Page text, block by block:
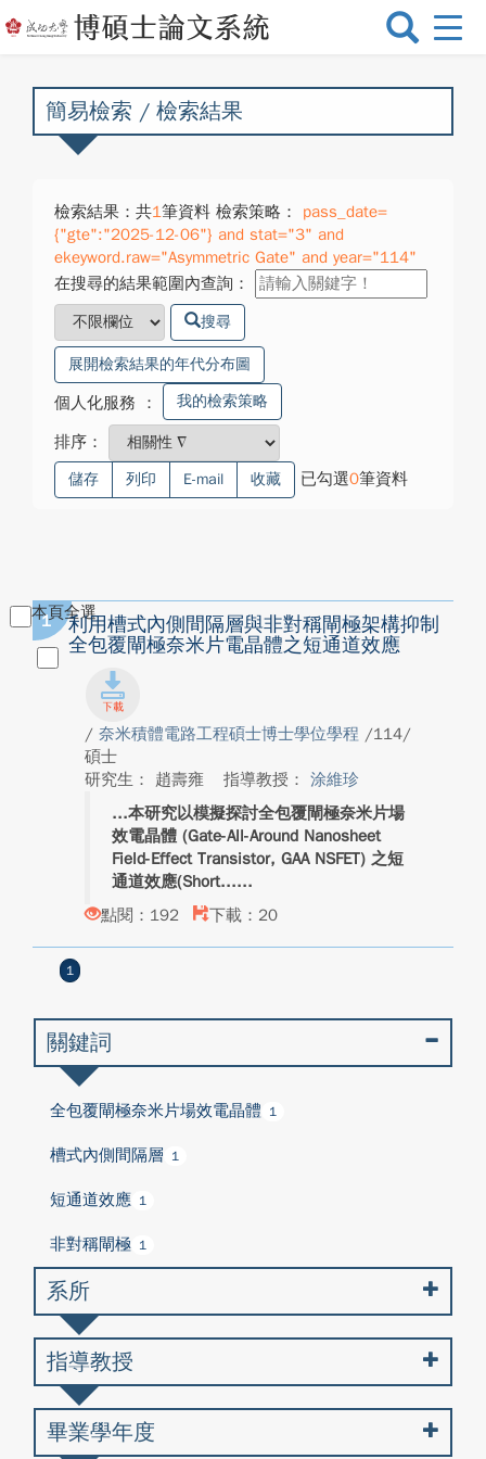
選
換
簡易檢索 / 檢索結果
檢索結果：共1筆資料 檢索策略：
pass_date=
{"gte":"2025-12-06"} and stat="3" and
ekeyword.raw="Asymmetric Gate" and year="114"
在搜尋的結果範圍內查詢：
搜尋
展開檢索結果的年代分布圖
個人化服務 ： 我的檢索策略
排序：
儲存 列印 E-mail 收藏 已勾選0筆資料
本頁全選
1
利用槽式內側間隔層與非對稱閘極架構抑制
全包覆閘極奈米片電晶體之短通道效應
/ 奈米積體電路工程碩士博士學位學程 /114/
碩士
研究生： 趙壽雍
指導教授： 涂維珍
本研究以模擬探討全包覆閘極奈米片場
效電晶體 (Gate-All-Around Nanosheet
Field-Effect Transistor, GAA NSFET) 之短
通道效應(Short...
點閱：192
下載：20
1
關鍵詞
全包覆閘極奈米片場效電晶體 1
槽式內側間隔層 1
短通道效應 1
非對稱閘極 1
系所
指導教授
畢業學年度